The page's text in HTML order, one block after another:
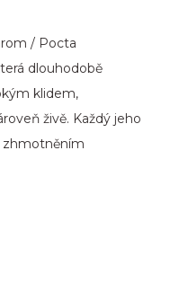
/ Pocta
dlouhodobě
klidem,
živě. Každý jeho
zhmotněním